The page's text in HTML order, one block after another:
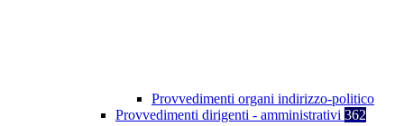
Provvedimenti organi indirizzo-politico
Provvedimenti dirigenti - amministrativi 362